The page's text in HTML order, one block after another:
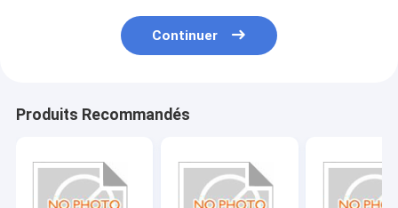
Continuer
Produits Recommandés